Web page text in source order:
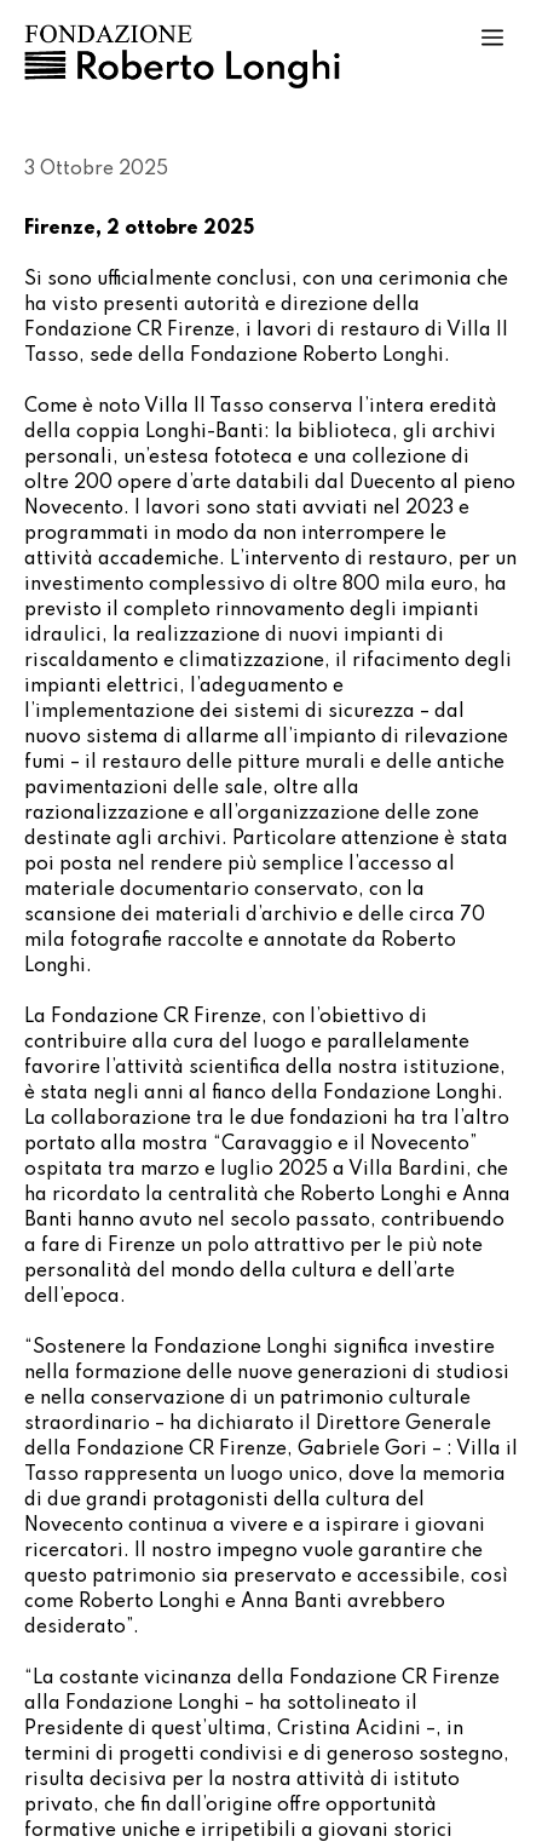
contenuto
3 Ottobre 2025
Firenze, 2 ottobre 2025
Si sono ufficialmente conclusi, con una cerimonia che
ha visto presenti autorità e direzione della
Fondazione CR Firenze, i lavori di restauro di Villa Il
Tasso, sede della Fondazione Roberto Longhi.
Come è noto Villa Il Tasso conserva l’intera eredità
della coppia Longhi-Banti: la biblioteca, gli archivi
personali, un’estesa fototeca e una collezione di
oltre 200 opere d’arte databili dal Duecento al pieno
Novecento. I lavori sono stati avviati nel 2023 e
programmati in modo da non interrompere le
attività accademiche. L’intervento di restauro, per un
investimento complessivo di oltre 800 mila euro, ha
previsto il completo rinnovamento degli impianti
idraulici, la realizzazione di nuovi impianti di
riscaldamento e climatizzazione, il rifacimento degli
impianti elettrici, l’adeguamento e
l’implementazione dei sistemi di sicurezza – dal
nuovo sistema di allarme all’impianto di rilevazione
fumi – il restauro delle pitture murali e delle antiche
pavimentazioni delle sale, oltre alla
razionalizzazione e all’organizzazione delle zone
destinate agli archivi. Particolare attenzione è stata
poi posta nel rendere più semplice l’accesso al
materiale documentario conservato, con la
scansione dei materiali d’archivio e delle circa 70
mila fotografie raccolte e annotate da Roberto
Longhi.
La Fondazione CR Firenze, con l’obiettivo di
contribuire alla cura del luogo e parallelamente
favorire l’attività scientifica della nostra istituzione,
è stata negli anni al fianco della Fondazione Longhi.
La collaborazione tra le due fondazioni ha tra l’altro
portato alla mostra “Caravaggio e il Novecento”
ospitata tra marzo e luglio 2025 a Villa Bardini, che
ha ricordato la centralità che Roberto Longhi e Anna
Banti hanno avuto nel secolo passato, contribuendo
a fare di Firenze un polo attrattivo per le più note
personalità del mondo della cultura e dell’arte
dell’epoca.
“Sostenere la Fondazione Longhi significa investire
nella formazione delle nuove generazioni di studiosi
e nella conservazione di un patrimonio culturale
straordinario – ha dichiarato il Direttore Generale
della Fondazione CR Firenze, Gabriele Gori – : Villa il
Tasso rappresenta un luogo unico, dove la memoria
di due grandi protagonisti della cultura del
Novecento continua a vivere e a ispirare i giovani
ricercatori. Il nostro impegno vuole garantire che
questo patrimonio sia preservato e accessibile, così
come Roberto Longhi e Anna Banti avrebbero
desiderato”.
“La costante vicinanza della Fondazione CR Firenze
alla Fondazione Longhi – ha sottolineato il
Presidente di quest’ultima, Cristina Acidini –, in
termini di progetti condivisi e di generoso sostegno,
risulta decisiva per la nostra attività di istituto
privato, che fin dall’origine offre opportunità
formative uniche e irripetibili a giovani storici